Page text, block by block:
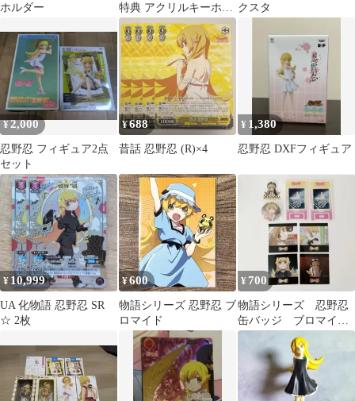
ホルダー
特典 アクリルキーホル
ダー
クスタ
¥2,000
忍野忍 フィギュア2点
セット
¥688
昔話 忍野忍 (R)×4
¥ 1,380
忍野忍 DXFフィギュア
¥ 10,999
UA 化物語 忍野忍 SR
☆ 2枚
¥600
物語シリーズ 忍野忍 ブ
ロマイド
¥ 700
物語シリーズ 忍野忍
缶バッジ ブロマイ
ド アクリルスタンド
ステッカー